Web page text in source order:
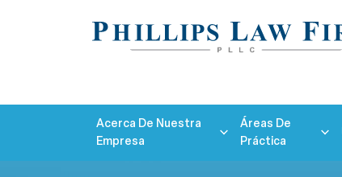
Acerca De Nuestra
Empresa
Áreas De
Práctica